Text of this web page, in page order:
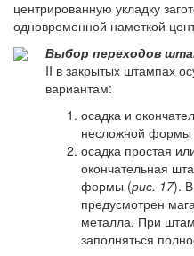
центрированную укладку
одновременной наметкой
Выбор переходов
II в закрытых штампах
вариантам:
осадка и
несложной формы
осадка простая
окончательная
формы (рис. 17).
предусмотрен
металла. При
заполняться